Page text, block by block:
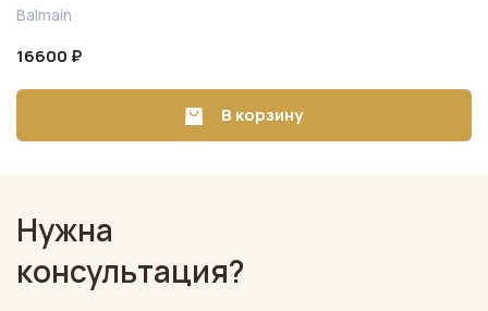
CHEVEUX EXTRA SMALL
Balmain
16600 ₽
В корзину
Нужна
консультация?